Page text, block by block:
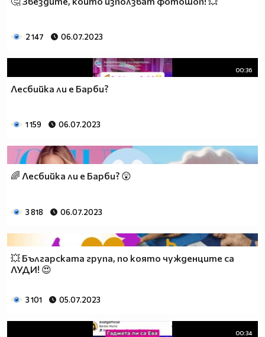
2 147 06.07.2023
00:36
Лесбийка ли е Барби?
1 159 06.07.2023
🌈 Лесбийка ли е Барби? 😲
3 818 06.07.2023
💥 Българската група, по която чужденците са
ЛУДИ! 😍
3 101 05.07.2023
00:34